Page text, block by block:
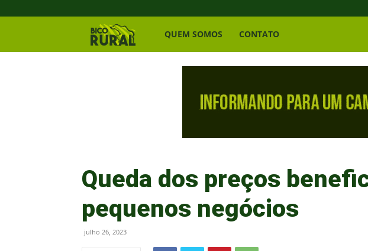
Bico
QUEM SOMOS CONTATO
Queda dos preços
pequenos negócios
julho 26, 2023